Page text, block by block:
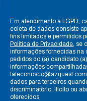
Em atendimento à LGPD,
coleta de dados consiste
fins limitados e permitidos
Política de Privacidade ,
informações fornecidas na
pedidos do (a) candidato
informações
dados para terceiros
discriminatório, ilícito ou
oferecidos.